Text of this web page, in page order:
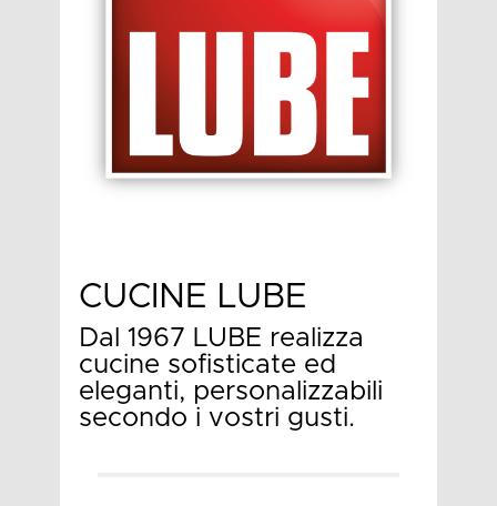
CUCINE LUBE
Dal 1967 LUBE realizza
cucine sofisticate ed
eleganti, personalizzabili
secondo i vostri gusti.